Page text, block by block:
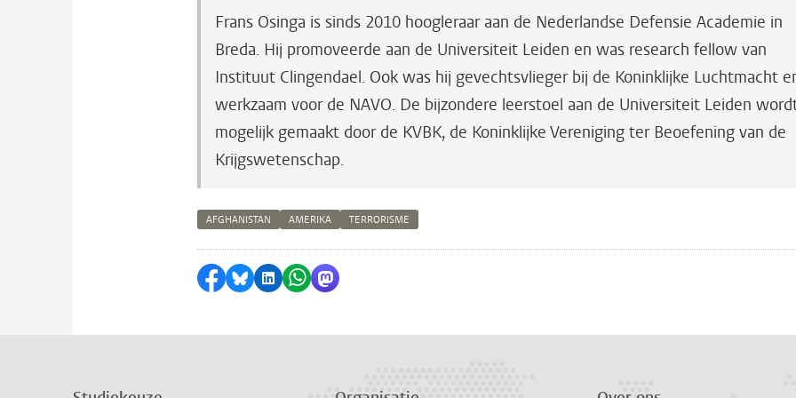
Frans Osinga is sinds 2010 hoogleraar aan de Nederlandse Defensie Academie in
Breda. Hij promoveerde aan de Universiteit Leiden en was research fellow van
Instituut Clingendael. Ook was hij gevechtsvlieger bij de Koninklijke Luchtmacht
werkzaam voor de NAVO. De bijzondere leerstoel aan de Universiteit Leiden
mogelijk gemaakt door de KVBK, de Koninklijke Vereniging ter Beoefening van de
Krijgswetenschap.
AFGHANISTAN AMERIKA TERRORISME
Delen op Facebook
Delen via Bluesky
Delen op LinkedIn
Delen via WhatsApp
Delen via Mastodon